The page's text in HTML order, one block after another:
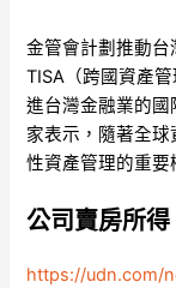
金管會計劃推動
TISA（跨國資產
進台灣金融業的
家表示，隨著全
性資產管理的重要
公司賣房所
https://udn.com/